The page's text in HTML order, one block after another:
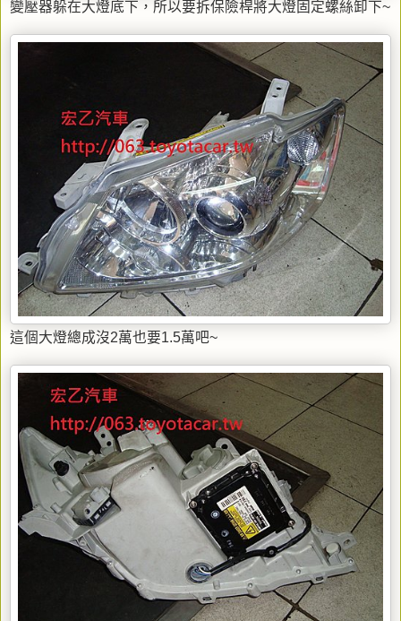
變壓器躲在大燈底下，所以要拆保險桿將大燈固定螺絲卸下~
這個大燈總成沒2萬也要1.5萬吧~